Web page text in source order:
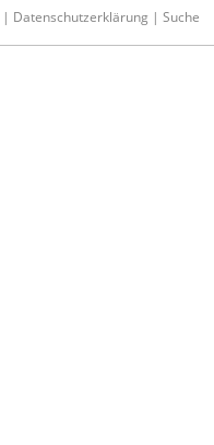
| Datenschutzerklärung | Suche